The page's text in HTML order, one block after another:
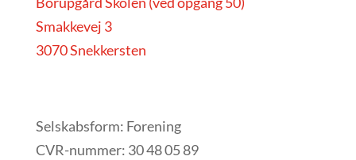
Smakkevej 3
3070 Snekkersten
Selskabsform: Forening
CVR-nummer: 30 48 05 89